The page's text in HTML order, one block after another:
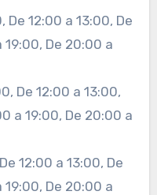
De 12:00 a 13:00, De
19:00, De 20:00 a
De 12:00 a 13:00,
a 19:00, De 20:00 a
12:00 a 13:00, De
19:00, De 20:00 a